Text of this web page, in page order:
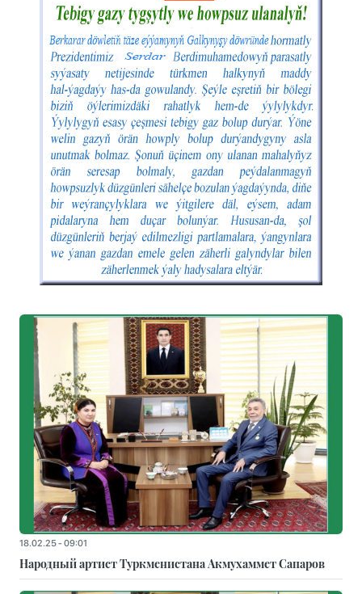
18.02.25 - 09:01
Народный артист Туркменистана Акмухаммет Сапаров